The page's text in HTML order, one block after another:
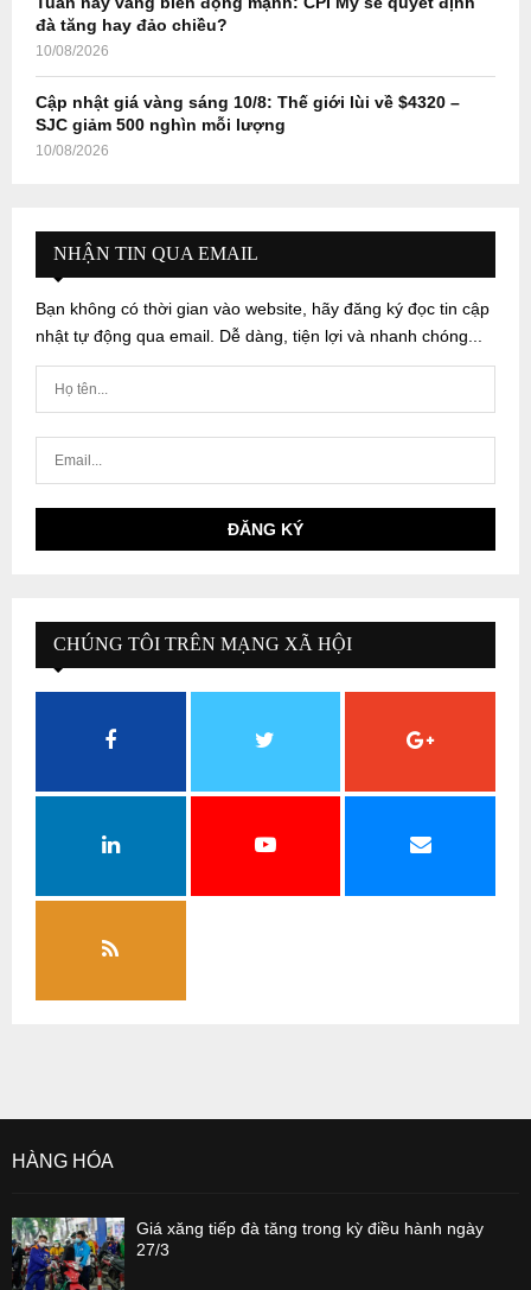
đà tăng hay đảo chiều?
10/08/2026
Cập nhật giá vàng sáng 10/8: Thế giới lùi về $4320 –
SJC giảm 500 nghìn mỗi lượng
10/08/2026
NHẬN TIN QUA EMAIL
Bạn không có thời gian vào website, hãy đăng ký đọc tin cập
nhật tự động qua email. Dễ dàng, tiện lợi và nhanh chóng...
CHÚNG TÔI TRÊN MẠNG XÃ HỘI
HÀNG HÓA
Giá xăng tiếp đà tăng trong kỳ điều hành ngày
27/3